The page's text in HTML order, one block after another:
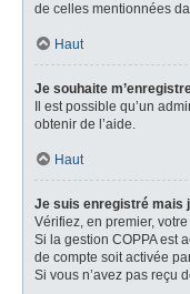
de celles mentionnées
Haut
Je souhaite
Il est possible qu’un
obtenir de l’aide.
Haut
Je suis enregistré mais
Vérifiez, en premier,
Si la gestion COPPA est
de compte soit activée
Si vous n’avez pas reçu